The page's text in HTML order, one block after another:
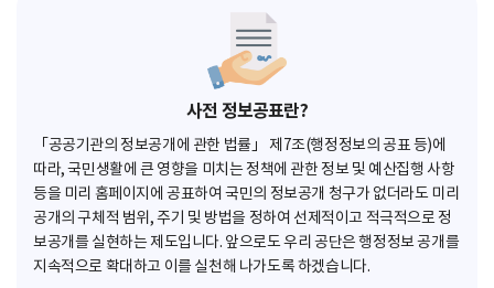
사전 정보공표란?
「공공기관의 정보공개에 관한 법률」 제7조(행정정보의 공표 등)에
따라, 국민생활에 큰 영향을 미치는 정책에 관한 정보 및 예산집행 사항
등을 미리 홈페이지에 공표하여 국민의 정보공개 청구가 없더라도 미리
공개의 구체적 범위, 주기 및 방법을 정하여 선제적이고 적극적으로 정
보공개를 실현하는 제도입니다. 앞으로도 우리 공단은 행정정보 공개를
지속적으로 확대하고 이를 실천해 나가도록 하겠습니다.